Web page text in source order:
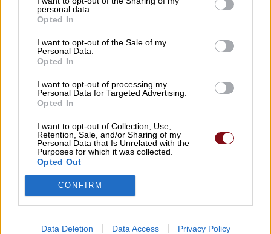
personal data.
Opted In
I want to opt-out of the Sale of my
Personal Data.
Opted In
I want to opt-out of processing my
Personal Data for Targeted Advertising.
Opted In
I want to opt-out of Collection, Use,
Retention, Sale, and/or Sharing of my
Personal Data that Is Unrelated with the
Purposes for which it was collected.
Opted Out
CONFIRM
Data Deletion Data Access Privacy Policy